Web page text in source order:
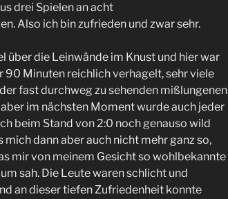
drei Spielen an acht
Also ich bin zufrieden und zwar sehr.
über die Leinwände im Knust und hier war
90 Minuten reichlich verhagelt, sehr viele
fast durchweg zu sehenden mißlungenen
im nächsten Moment wurde auch jeder
beim Stand von 2:0 noch genauso wild
dann aber auch nicht mehr ganz so,
mir von meinem Gesicht so wohlbekannte
sah. Die Leute waren schlicht und
an dieser tiefen Zufriedenheit konnte